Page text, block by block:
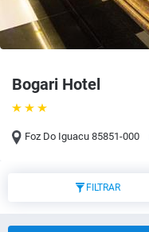
Bogari Hotel
Foz Do Iguacu 85851-000
FILTRAR